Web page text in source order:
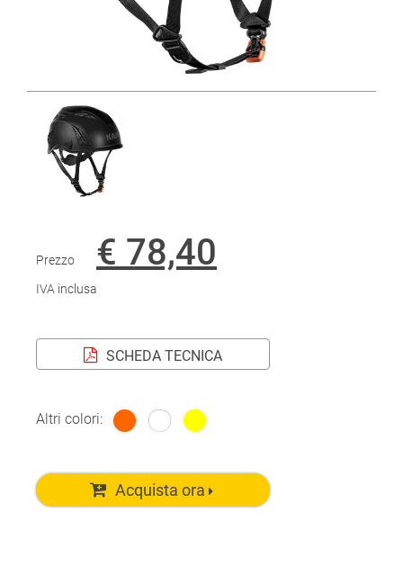
Prezzo € 78,40
IVA inclusa
SCHEDA TECNICA
Altri colori:
Acquista ora